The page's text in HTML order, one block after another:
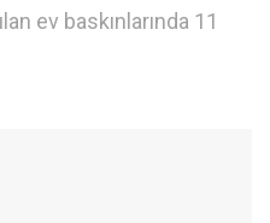
ev baskınlarında 11